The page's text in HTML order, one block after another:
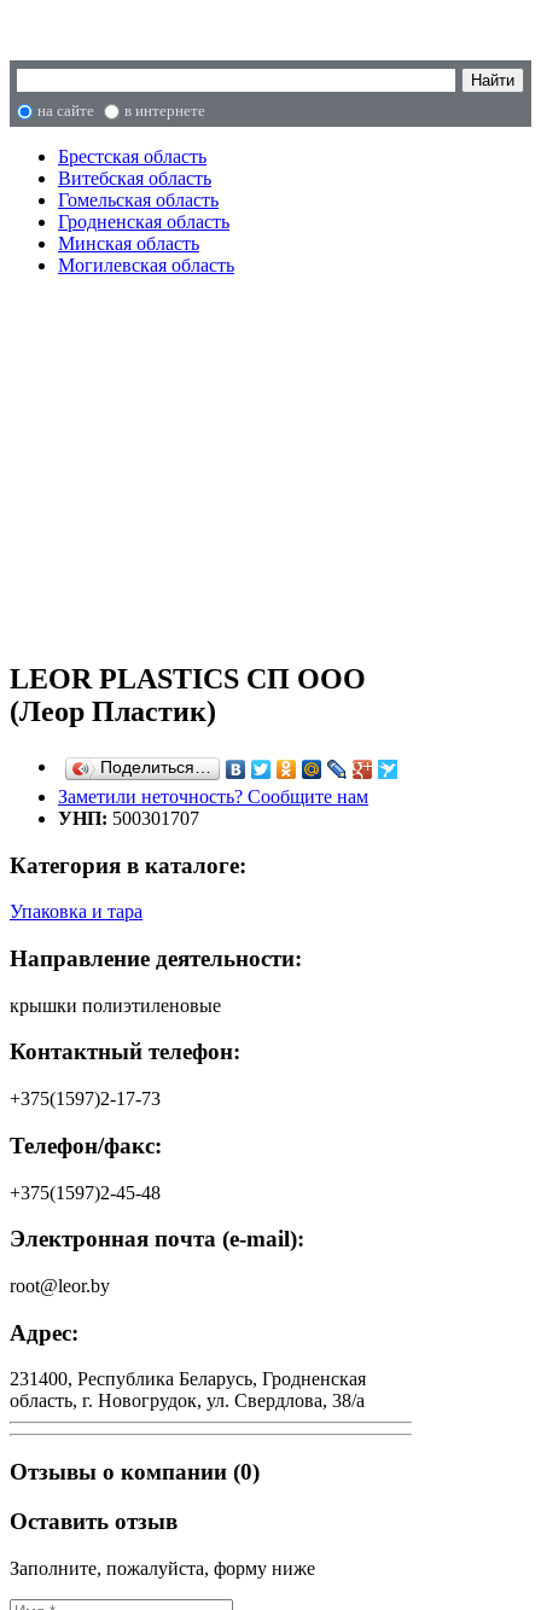
на сайте в интернете
Брестская область
Витебская область
Гомельская область
Гродненская область
Минская область
Могилевская область
LEOR PLASTICS СП ООО
(Леор Пластик)
Поделиться…
Заметили неточность? Сообщите нам
УНП: 500301707
Категория в каталоге:
Упаковка и тара
Направление деятельности:
крышки полиэтиленовые
Контактный телефон:
+375(1597)2-17-73
Телефон/факс:
+375(1597)2-45-48
Электронная почта (e-mail):
root@leor.by
Адрес:
231400, Республика Беларусь, Гродненская
область, г. Новогрудок, ул. Свердлова, 38/а
Отзывы о компании (0)
Оставить отзыв
Заполните, пожалуйста, форму ниже